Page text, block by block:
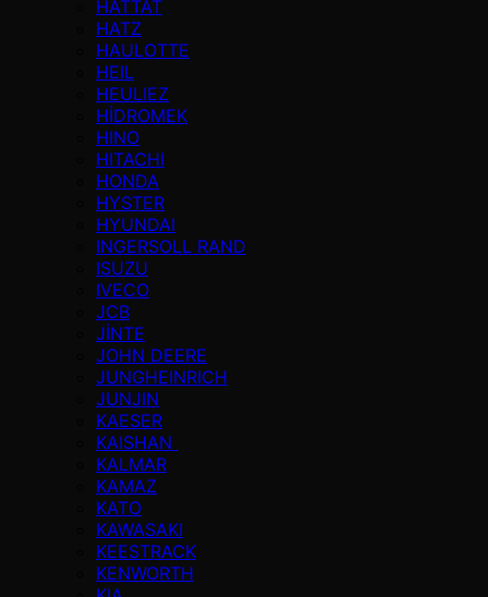
HATTAT
HATZ
HAULOTTE
HEIL
HEULIEZ
HİDROMEK
HINO
HITACHI
HONDA
HYSTER
HYUNDAI
INGERSOLL RAND
ISUZU
IVECO
JCB
JİNTE
JOHN DEERE
JUNGHEINRICH
JUNJIN
KAESER
KAISHAN
KALMAR
KAMAZ
KATO
KAWASAKI
KEESTRACK
KENWORTH